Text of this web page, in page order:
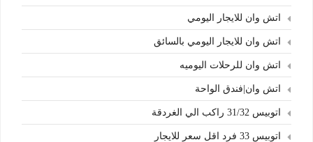
اتش وان للايجار اليومي
اتش وان للايجار اليومي بالسائق
اتش وان للرحلات اليوميه
اتش وان|فندق الواحة
اتوبيس 31/32 راكب الي الغردقة
اتوبيس 33 فرد اقل سعر للايجار